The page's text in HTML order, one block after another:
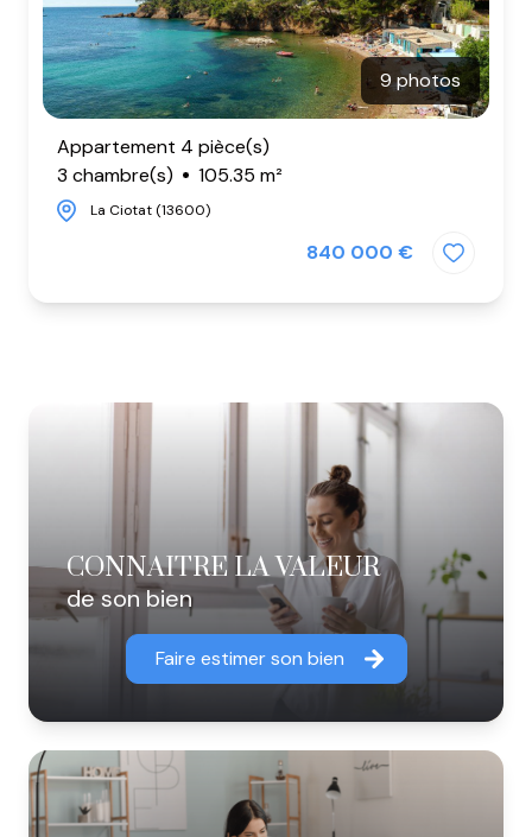
9 photos
Appartement 4 pièce(s)
3 chambre(s)
105.35 m²
La Ciotat (13600)
840 000 €
CONNAITRE LA VALEUR
de son bien
Faire estimer son bien